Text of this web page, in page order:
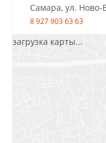
Самара, ул. Ново-
8 927 903 63 63
загрузка карты...